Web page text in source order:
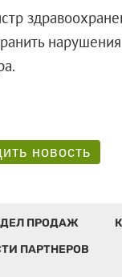
новость
ПРОДАЖ
ПАРТНЕРОВ